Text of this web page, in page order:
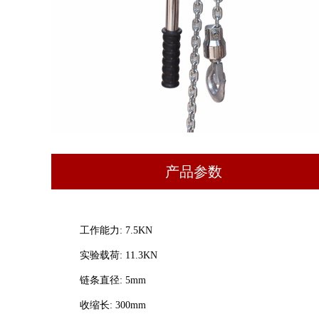
产品参数
工作能力: 7.5KN
实验载荷: 11.3KN
链条直径: 5mm
收缩长: 300mm